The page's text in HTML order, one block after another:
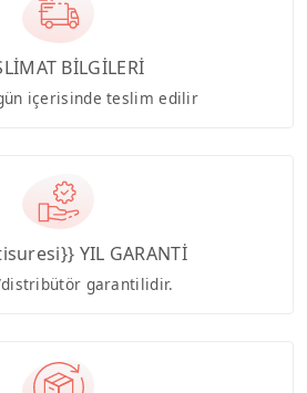
BİLGİLERİ
içerisinde teslim edilir
YIL GARANTİ
garantilidir.